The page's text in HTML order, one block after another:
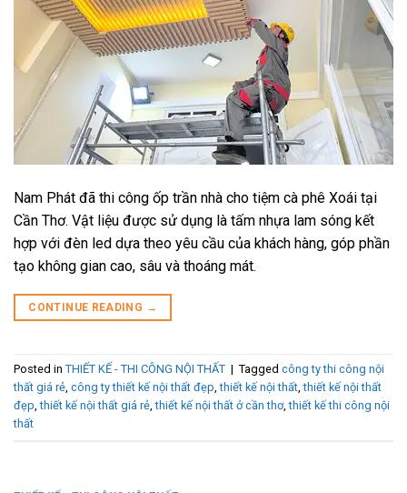
Nam Phát đã thi công ốp trần nhà cho tiệm cà phê Xoái tại
Cần Thơ. Vật liệu được sử dụng là tấm nhựa lam sóng kết
hợp với đèn led dựa theo yêu cầu của khách hàng, góp phần
tạo không gian cao, sâu và thoáng mát.
CONTINUE READING →
Posted in THIẾT KẾ - THI CÔNG NỘI THẤT | Tagged công ty thi công nội
thất giá rẻ, công ty thiết kế nội thất đẹp,thiết kế nội thất,thiết kế nội thất
đẹp,thiết kế nội thất giá rẻ,thiết kế nội thất ở cần thơ,thiết kế thi công nội
thất